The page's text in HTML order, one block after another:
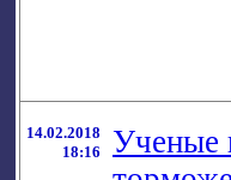
14.02.2018
18:16
Ученые